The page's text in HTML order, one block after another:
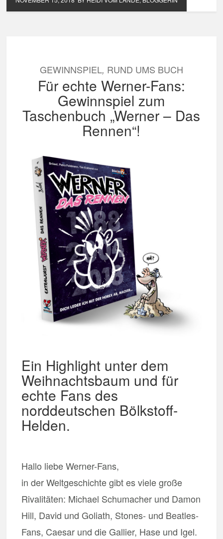
GEWINNSPIEL, RUND UMS BUCH
Für echte Werner-Fans:
Gewinnspiel zum
Taschenbuch „Werner – Das
Rennen“!
Ein Highlight unter dem
Weihnachtsbaum und für
echte Fans des
norddeutschen Bölkstoff-
Helden.
Hallo liebe Werner-Fans,
in der Weltgeschichte gibt es viele große
Rivalitäten: Michael Schumacher und Damon
Hill, David und Goliath, Stones- und Beatles-
Fans, Caesar und die Gallier, Hase und Igel.